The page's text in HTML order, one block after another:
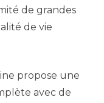
de grandes
de vie
propose une
avec de